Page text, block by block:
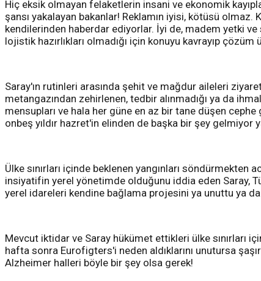
Hiç eksik olmayan felaketlerin insani ve ekonomik
şansı yakalayan bakanlar! Reklamın iyisi, kötüsü
kendilerinden haberdar ediyorlar. İyi de, madem yetki
lojistik hazırlıkları olmadığı için konuyu kavrayıp
Saray'ın rutinleri arasında şehit ve mağdur aileleri
metangazından zehirlenen, tedbir alınmadığı ya da
mensupları ve hala her güne en az bir tane düşen
onbeş yıldır hazret'in elinden de başka bir şey gelmiyor
Ülke sınırları içinde beklenen yangınları
insiyatifin yerel yönetimde olduğunu iddia eden Saray,
yerel idareleri kendine bağlama projesini ya unuttu ya da
Mevcut iktidar ve Saray hükümet ettikleri ülke sınırları
hafta sonra Eurofigters'i neden aldıklarını unutursa
Alzheimer halleri böyle bir şey olsa gerek!